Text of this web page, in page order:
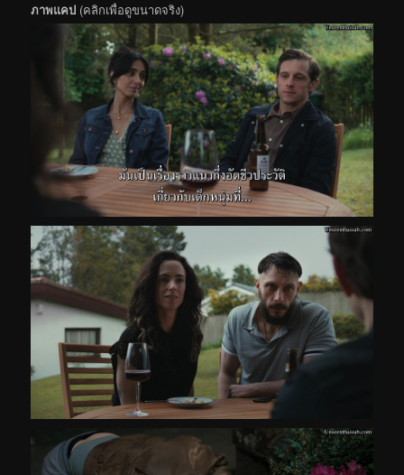
ภาพแคป (คลิกเพื่อดูขนาดจริง)